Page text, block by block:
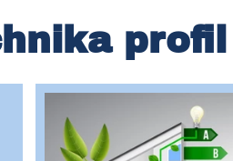
profil